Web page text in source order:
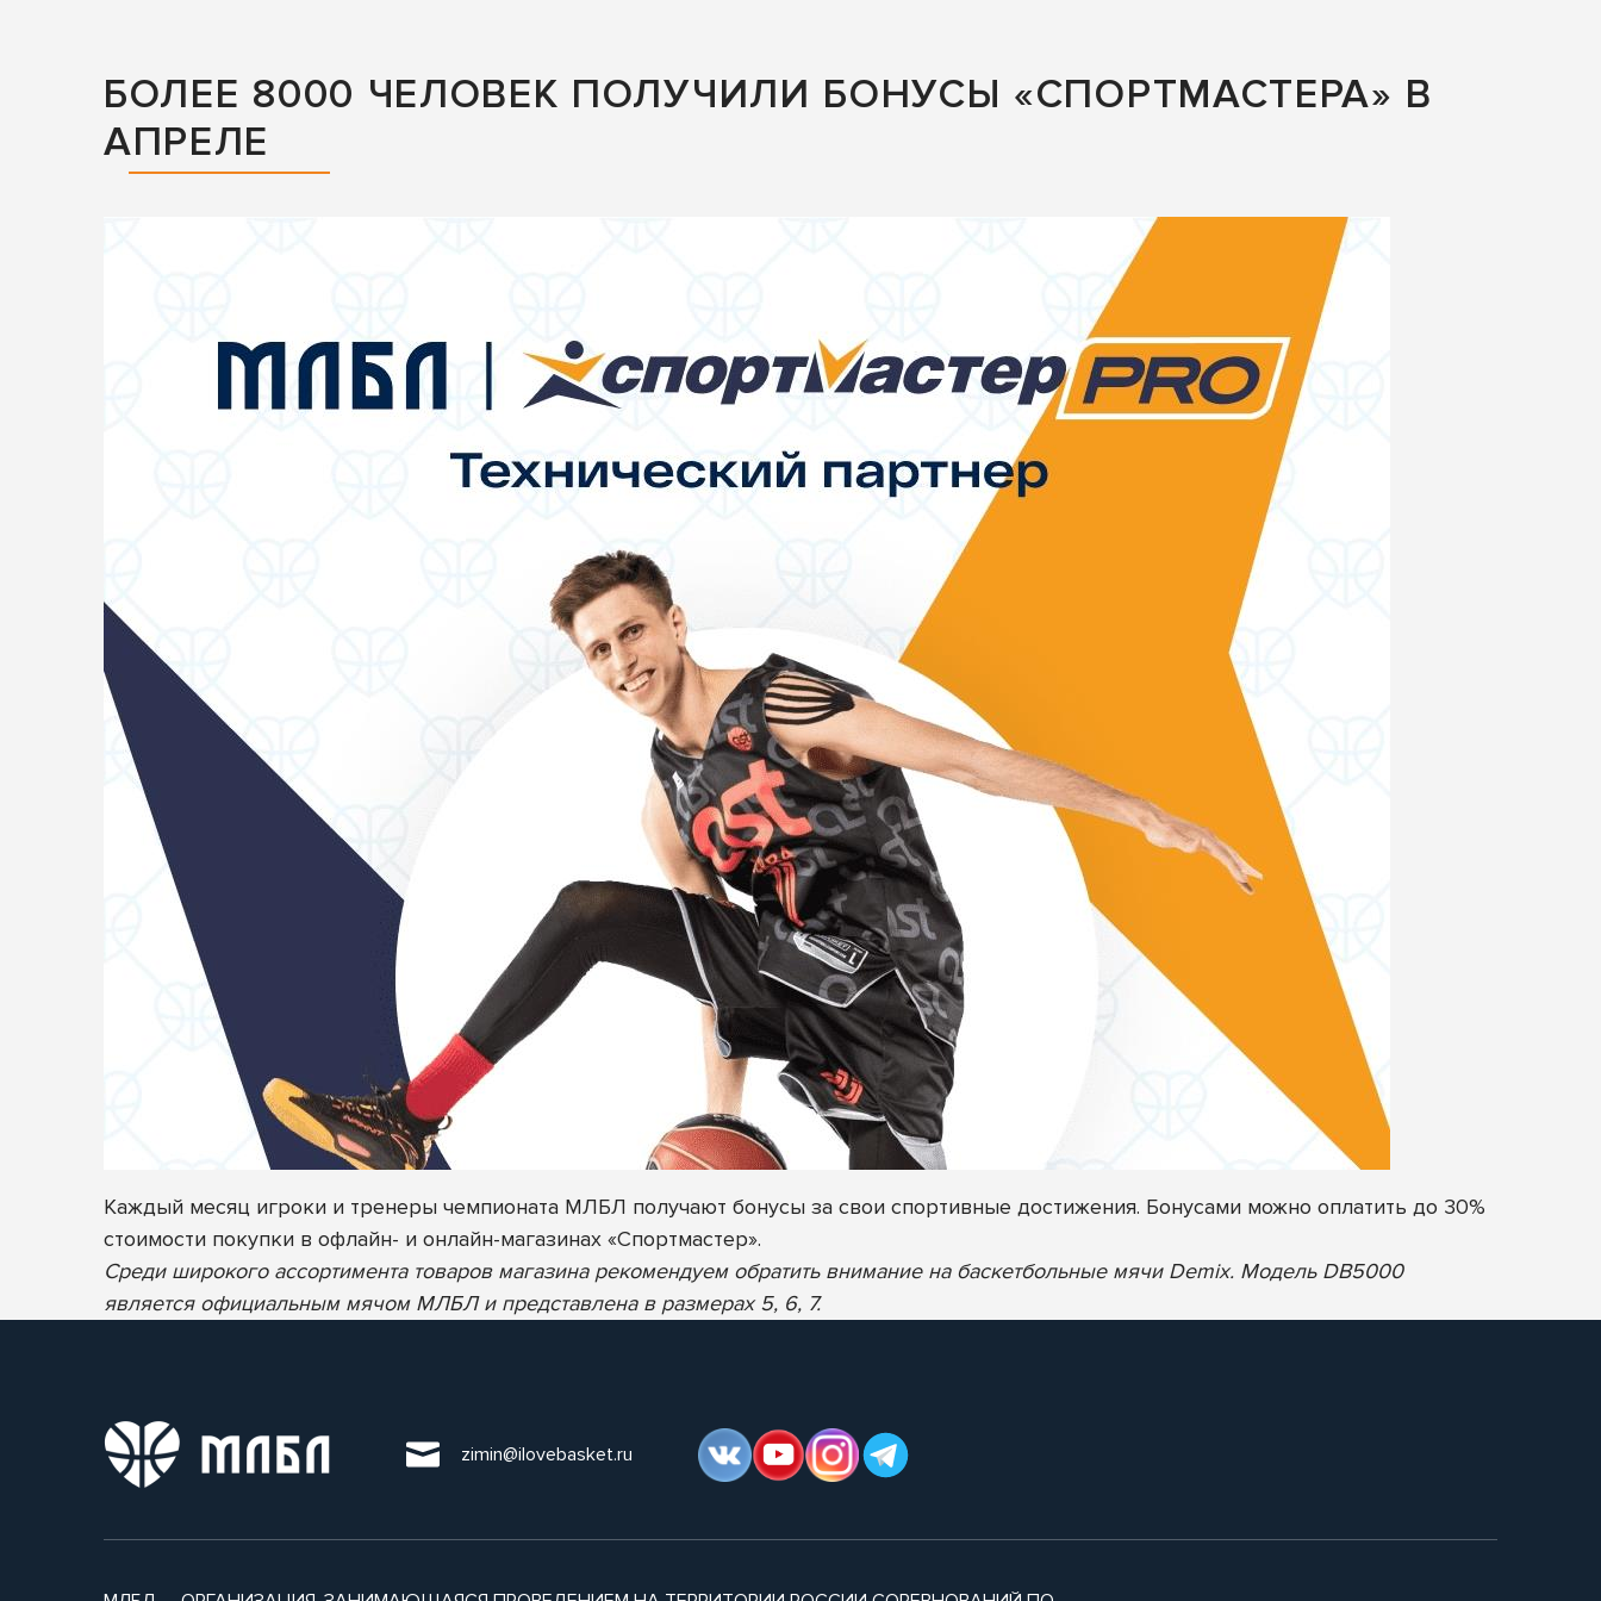
БОЛЕЕ 8000 ЧЕЛОВЕК ПОЛУЧИЛИ БОНУСЫ «СПОРТМАСТЕРА» В
АПРЕЛЕ
Каждый месяц игроки и тренеры чемпионата МЛБЛ получают бонусы за свои спортивные достижения. Бонусами можно оплатить до 30%
стоимости покупки в офлайн- и онлайн-магазинах «Спортмастер».
Среди широкого ассортимента товаров магазина рекомендуем обратить внимание на баскетбольные мячи Demix. Модель DB5000
является официальным мячом МЛБЛ и представлена в размерах 5, 6, 7.
zimin@ilovebasket.ru